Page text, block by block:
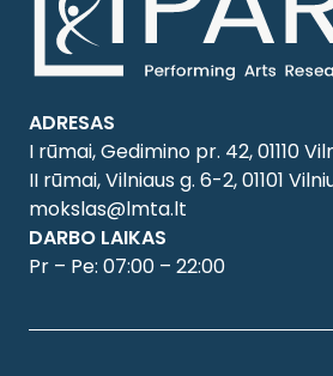
ADRESAS
I rūmai, Gedimino pr. 42, 01110
II rūmai, Vilniaus g. 6-2, 01101
mokslas@lmta.lt
DARBO LAIKAS
Pr – Pe: 07:00 – 22:00